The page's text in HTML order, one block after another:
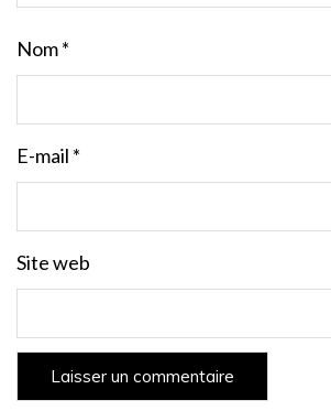
Nom*
E-mail *
Site web